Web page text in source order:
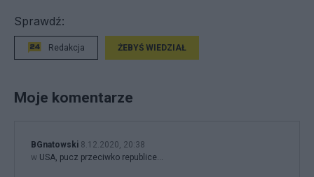
Sprawdź:
Redakcja ŻEBYŚ WIEDZIAŁ
Moje komentarze
BGnatowski 8.12.2020, 20:38
w USA, pucz przeciwko republice…